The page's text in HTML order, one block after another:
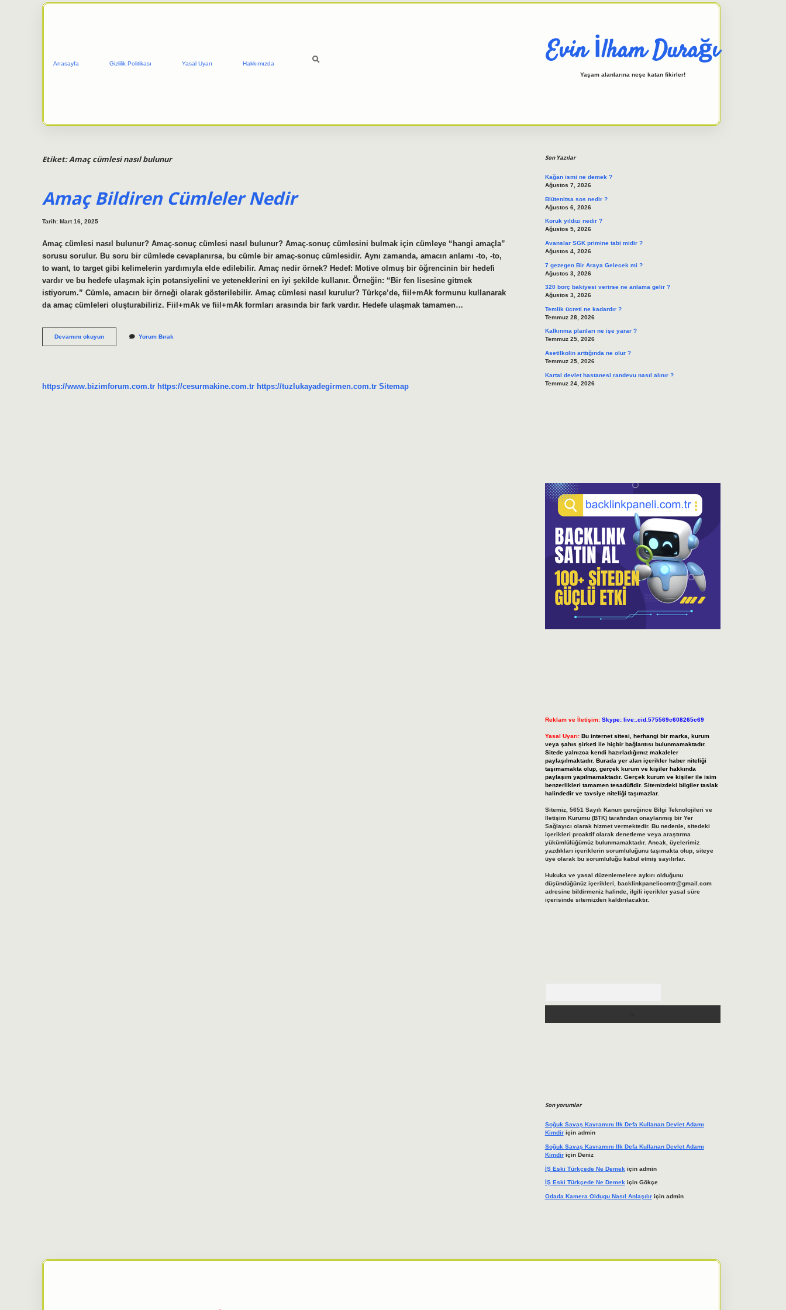
Anasayfa Gizlilik Politikası Yasal Uyarı Hakkımızda Evin İlham Durağı
Yaşam alanlarına neşe katan fikirler!
Etiket:Amaç cümlesi nasıl bulunur
Amaç Bildiren Cümleler Nedir
Tarih: Mart 16, 2025
Amaç cümlesi nasıl bulunur? Amaç-sonuç cümlesi nasıl bulunur? Amaç-sonuç cümlesini bulmak için cümleye “hangi amaçla”
sorusu sorulur. Bu soru bir cümlede cevaplanırsa, bu cümle bir amaç-sonuç cümlesidir. Aynı zamanda, amacın anlamı -to, -to,
to want, to target gibi kelimelerin yardımıyla elde edilebilir. Amaç nedir örnek? Hedef: Motive olmuş bir öğrencinin bir hedefi
vardır ve bu hedefe ulaşmak için potansiyelini ve yeteneklerini en iyi şekilde kullanır. Örneğin: “Bir fen lisesine gitmek
istiyorum.” Cümle, amacın bir örneği olarak gösterilebilir. Amaç cümlesi nasıl kurulur? Türkçe’de, fiil+mAk formunu kullanarak
da amaç cümleleri oluşturabiliriz. Fiil+mAk ve fiil+mAk formları arasında bir fark vardır. Hedefe ulaşmak tamamen…
Devamını okuyunAmaç
Bildiren
Yorum Bırak
https://www.bizimforum.com.tr https://cesurmakine.com.tr https://tuzlukayadegirmen.com.tr Sitemap
Son Yazılar
Kağan ismi ne demek ?
Ağustos 7, 2026
Blütenitsa sos nedir ?
Ağustos 6, 2026
Koruk yıldızı nedir ?
Ağustos 5, 2026
Avanslar SGK primine tabi midir ?
Ağustos 4, 2026
7 gezegen Bir Araya Gelecek mi ?
Ağustos 3, 2026
320 borç bakiyesi verirse ne anlama gelir ?
Ağustos 3, 2026
Temlik ücreti ne kadardır ?
Temmuz 28, 2026
Kalkınma planları ne işe yarar ?
Temmuz 25, 2026
Asetilkolin arttığında ne olur ?
Temmuz 25, 2026
Kartal devlet hastanesi randevu nasıl alınır ?
Temmuz 24, 2026
Reklam ve İletişim: Skype: live:.cid.575569c608265c69
Yasal Uyarı: Bu internet sitesi, herhangi bir marka, kurum
veya şahıs şirketi ile hiçbir bağlantısı bulunmamaktadır.
Sitede yalnızca kendi hazırladığımız makaleler
paylaşılmaktadır. Burada yer alan içerikler haber niteliği
taşımamakta olup, gerçek kurum ve kişiler hakkında
paylaşım yapılmamaktadır. Gerçek kurum ve kişiler ile isim
benzerlikleri tamamen tesadüfidir. Sitemizdeki bilgiler taslak
halindedir ve tavsiye niteliği taşımazlar.
Sitemiz, 5651 Sayılı Kanun gereğince Bilgi Teknolojileri ve
İletişim Kurumu (BTK) tarafından onaylanmış bir Yer
Sağlayıcı olarak hizmet vermektedir. Bu nedenle, sitedeki
içerikleri proaktif olarak denetleme veya araştırma
yükümlülüğümüz bulunmamaktadır. Ancak, üyelerimiz
yazdıkları içeriklerin sorumluluğunu taşımakta olup, siteye
üye olarak bu sorumluluğu kabul etmiş sayılırlar.
Hukuka ve yasal düzenlemelere aykırı olduğunu
düşündüğünüz içerikleri, backlinkpanelicomtr@gmail.com
adresine bildirmeniz halinde, ilgili içerikler yasal süre
içerisinde sitemizden kaldırılacaktır.
Son yorumlar
Soğuk Savaş Kavramını Ilk Defa Kullanan Devlet Adamı
Kimdiriçin admin
Soğuk Savaş Kavramını Ilk Defa Kullanan Devlet Adamı
Kimdiriçin Deniz
İŞ Eski Türkçede Ne Demek için admin
İŞ Eski Türkçede Ne Demek için Gökçe
Odada Kamera Oldugu Nasıl Anlaşılıriçin admin